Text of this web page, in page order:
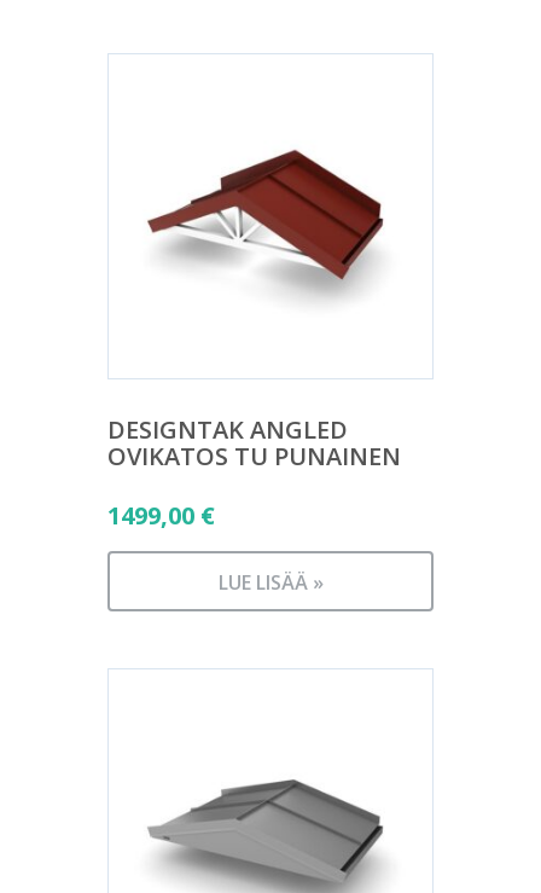
DESIGNTAK ANGLED
OVIKATOS TU PUNAINEN
1499,00 €
LUE LISÄÄ »